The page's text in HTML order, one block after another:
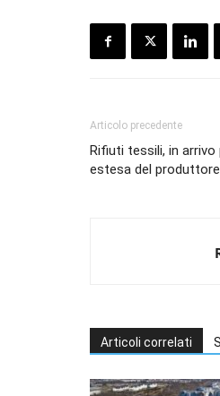
Articolo precedente
Rifiuti tessili, in
estesa del produttore
Articoli correlati